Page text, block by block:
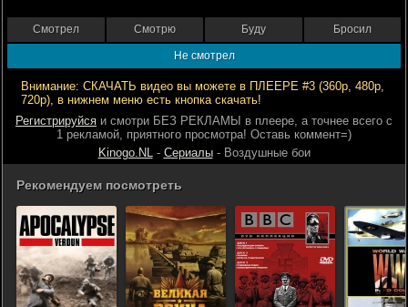
Смотрел Смотрю Буду Бросил
Не смотрел
Внимание: СКАЧАТЬ видео вы можете в ПЛЕЕРЕ #3 (360р, 480р,
720р), в нижнем меню есть кнопка скачать!
Регистрируйся и смотри БЕЗ РЕКЛАМЫ в плеере, а точнее всего с
1 рекламой, приятного просмотра! Оставь коммент=)
Kinogo.NL- Сериалы- Воздушные бои
Рекомендуем посмотреть